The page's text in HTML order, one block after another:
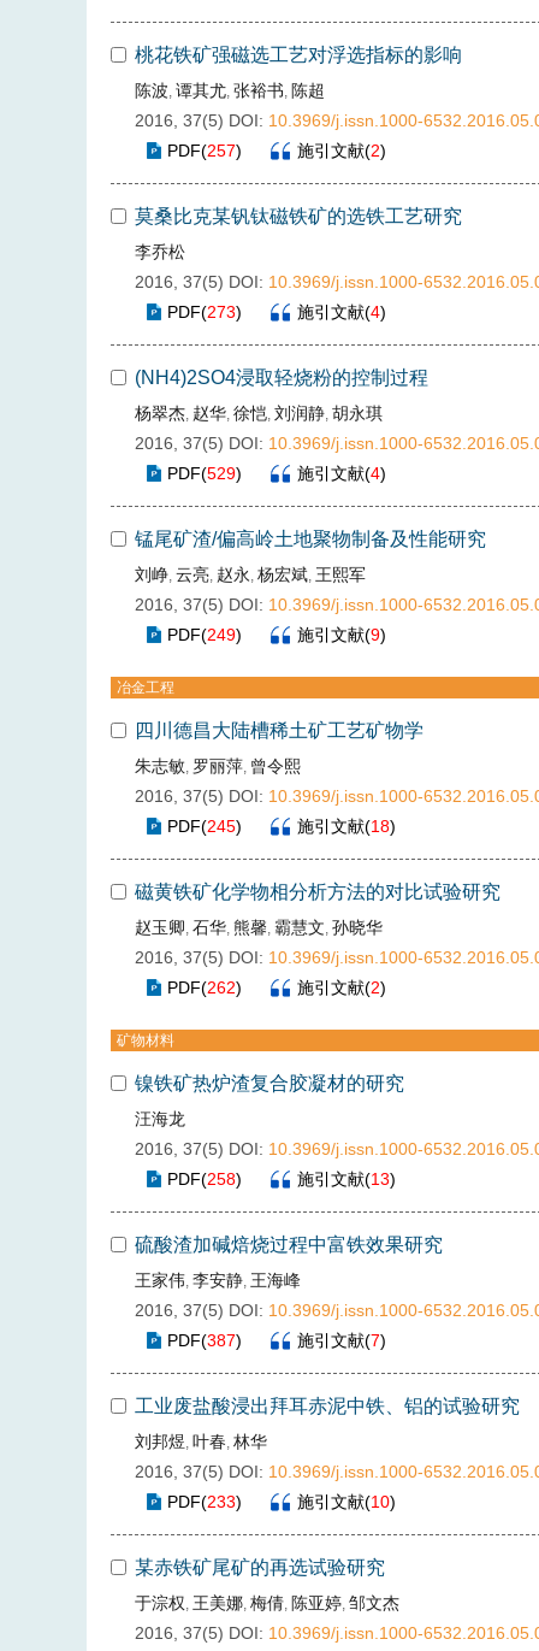
桃花铁矿强磁选工艺对浮选指标的影响
陈波, 谭其尤, 张裕书, 陈超
2016, 37(5) DOI: 10.3969/j.issn.1000-
PDF(257) 施引文献(2)
莫桑比克某钒钛磁铁矿的选铁工艺研究
李乔松
2016, 37(5) DOI: 10.3969/j.issn.1000-
PDF(273) 施引文献(4)
(NH4)2SO4浸取轻烧粉的控制过程
杨翠杰, 赵华, 徐恺, 刘润静, 胡永琪
2016, 37(5) DOI: 10.3969/j.issn.1000-
PDF(529) 施引文献(4)
锰尾矿渣/偏高岭土地聚物制备及性能研究
刘峥, 云亮, 赵永 , 杨宏斌, 王熙军
2016, 37(5) DOI: 10.3969/j.issn.1000-
PDF(249) 施引文献(9)
冶金工程
四川德昌大陆槽稀土矿工艺矿物学
朱志敏, 罗丽萍, 曾令熙
2016, 37(5) DOI: 10.3969/j.issn.1000-
PDF(245) 施引文献(18)
磁黄铁矿化学物相分析方法的对比试验研究
赵玉卿, 石华, 熊馨, 霸慧文, 孙晓华
2016, 37(5) DOI: 10.3969/j.issn.1000-
PDF(262) 施引文献(2)
矿物材料
镍铁矿热炉渣复合胶凝材的研究
汪海龙
2016, 37(5) DOI: 10.3969/j.issn.1000-
PDF(258) 施引文献(13)
硫酸渣加碱焙烧过程中富铁效果研究
王家伟, 李安静, 王海峰
2016, 37(5) DOI: 10.3969/j.issn.1000-
PDF(387) 施引文献(7)
工业废盐酸浸出拜耳赤泥中铁、铝的试验研究
刘邦煜, 叶春, 林华
2016, 37(5) DOI: 10.3969/j.issn.1000-
PDF(233) 施引文献(10)
某赤铁矿尾矿的再选试验研究
于淙权, 王美娜, 梅倩, 陈亚婷, 邹文杰
2016, 37(5) DOI: 10.3969/j.issn.1000-